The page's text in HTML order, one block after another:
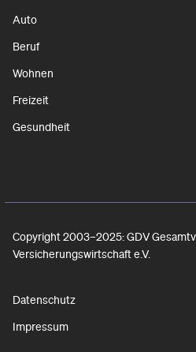
Auto
Beruf
Wohnen
Freizeit
Gesundheit
Copyright 2003–2025: GDV
Versicherungswirtschaft e.V.
Datenschutz
Impressum